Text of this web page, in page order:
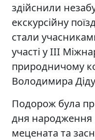
здійснили
екскурсійну
стали
участі у ІІІ
природничому
Володимира
Подорож була
дня народження
мецената та